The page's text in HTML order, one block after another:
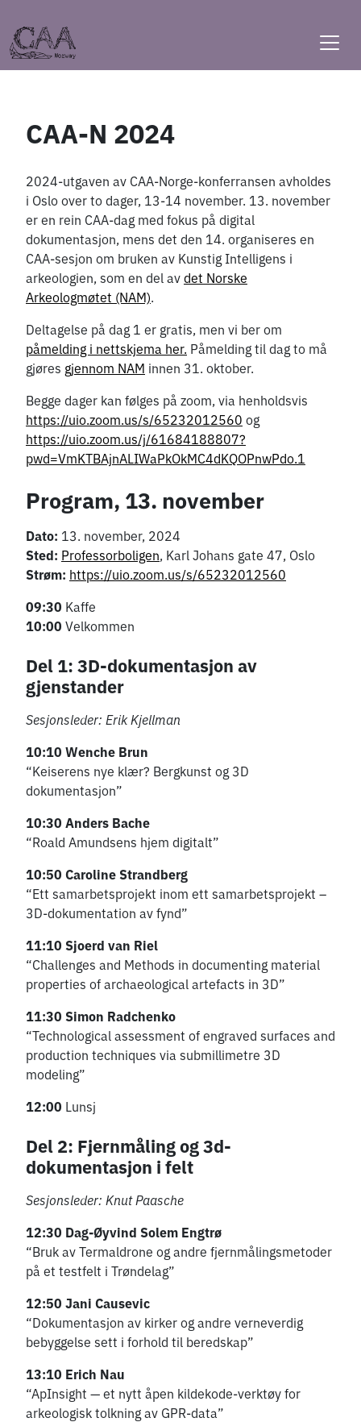
to
content
CAA-N 2024
2024-utgaven av CAA-Norge-konferransen avholdes
i Oslo over to dager, 13-14 november. 13. november
er en rein CAA-dag med fokus på digital
dokumentasjon, mens det den 14. organiseres en
CAA-sesjon om bruken av Kunstig Intelligens i
arkeologien, som en del av det Norske
Arkeologmøtet (NAM).
Deltagelse på dag 1 er gratis, men vi ber om
påmelding i nettskjema her. Påmelding til dag to må
gjøres gjennom NAM innen 31. oktober.
Begge dager kan følges på zoom, via henholdsvis
https://uio.zoom.us/s/65232012560 og
https://uio.zoom.us/j/61684188807?
pwd=VmKTBAjnALIWaPkOkMC4dKQOPnwPdo.1
Program, 13. november
Dato: 13. november, 2024
Sted: Professorboligen, Karl Johans gate 47, Oslo
Strøm: https://uio.zoom.us/s/65232012560
09:30 Kaffe
10:00 Velkommen
Del 1: 3D-dokumentasjon av
gjenstander
Sesjonsleder: Erik Kjellman
10:10 Wenche Brun
“Keiserens nye klær? Bergkunst og 3D
dokumentasjon”
10:30 Anders Bache
“Roald Amundsens hjem digitalt”
10:50 Caroline Strandberg
“Ett samarbetsprojekt inom ett samarbetsprojekt –
3D-dokumentation av fynd”
11:10 Sjoerd van Riel
“Challenges and Methods in documenting material
properties of archaeological artefacts in 3D”
11:30 Simon Radchenko
“Technological assessment of engraved surfaces and
production techniques via submillimetre 3D
modeling”
12:00 Lunsj
Del 2: Fjernmåling og 3d-
dokumentasjon i felt
Sesjonsleder: Knut Paasche
12:30 Dag-Øyvind Solem Engtrø
“Bruk av Termaldrone og andre fjernmålingsmetoder
på et testfelt i Trøndelag”
12:50 Jani Causevic
“Dokumentasjon av kirker og andre verneverdig
bebyggelse sett i forhold til beredskap”
13:10 Erich Nau
“ApInsight — et nytt åpen kildekode-verktøy for
arkeologisk tolkning av GPR-data”